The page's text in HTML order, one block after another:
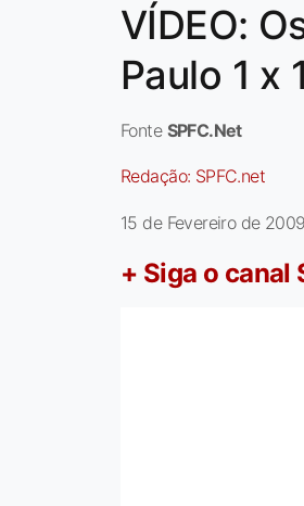
VÍDEO:
Paulo 1 x
Fonte SPFC.Net
Redação: SPFC.net
15 de Fevereiro de 2009
+ Siga o canal